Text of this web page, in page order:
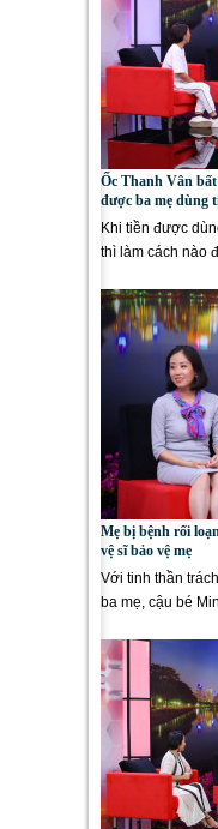
Ốc Thanh Vân
được ba mẹ dùng
Khi tiền được
thì làm cách nào
Mẹ bị bệnh rối
vệ sĩ bảo vệ mẹ
Với tinh thần
ba mẹ, cậu bé